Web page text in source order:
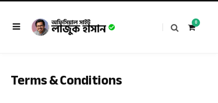
0
Terms & Conditions